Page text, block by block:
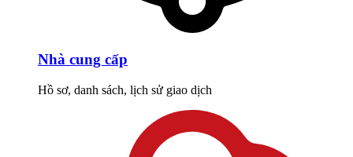
Nhà cung cấp
Hồ sơ, danh sách, lịch sử giao dịch